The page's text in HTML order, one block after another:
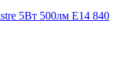
5Вт 500лм E14 840